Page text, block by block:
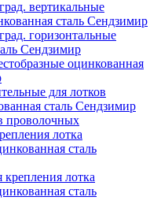
вертикальные
сталь Сендзимир
горизонтальные
Сендзимир
оцинкованная
для лотков
сталь Сендзимир
проволочных
лотка
сталь
лотка
сталь